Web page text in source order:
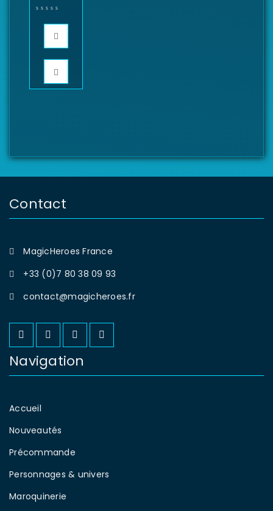
Contact
MagicHeroes France
+33 (0)7 80 38 09 93
contact@magicheroes.fr
Navigation
Accueil
Nouveautés
Précommande
Personnages & univers
Maroquinerie